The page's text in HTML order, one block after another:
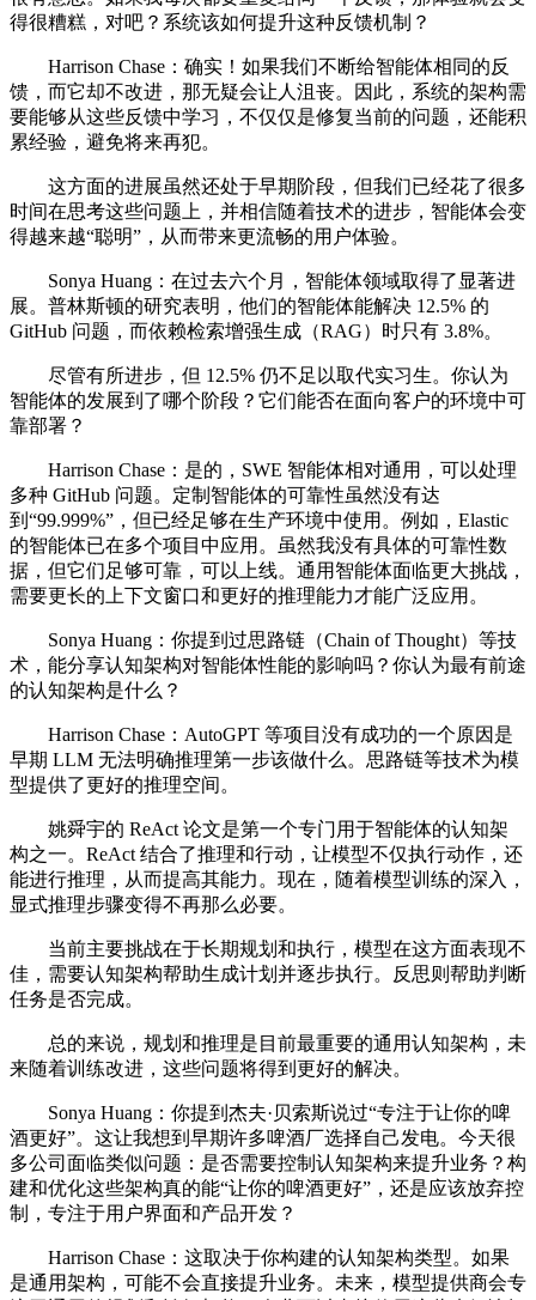
得很糟糕，对吧？系统该如何提升这种反馈机制？
Harrison Chase：确实！如果我们不断给智能体相同的反
馈，而它却不改进，那无疑会让人沮丧。因此，系统的架构需
要能够从这些反馈中学习，不仅仅是修复当前的问题，还能积
累经验，避免将来再犯。
这方面的进展虽然还处于早期阶段，但我们已经花了很多
时间在思考这些问题上，并相信随着技术的进步，智能体会变
得越来越“聪明”，从而带来更流畅的用户体验。
Sonya Huang：在过去六个月，智能体领域取得了显著进
展。普林斯顿的研究表明，他们的智能体能解决 12.5% 的
GitHub 问题，而依赖检索增强生成（RAG）时只有 3.8%。
尽管有所进步，但 12.5% 仍不足以取代实习生。你认为
智能体的发展到了哪个阶段？它们能否在面向客户的环境中可
靠部署？
Harrison Chase：是的，SWE 智能体相对通用，可以处理
多种 GitHub 问题。定制智能体的可靠性虽然没有达
到“99.999%”，但已经足够在生产环境中使用。例如，Elastic
的智能体已在多个项目中应用。虽然我没有具体的可靠性数
据，但它们足够可靠，可以上线。通用智能体面临更大挑战，
需要更长的上下文窗口和更好的推理能力才能广泛应用。
Sonya Huang：你提到过思路链（Chain of Thought）等技
术，能分享认知架构对智能体性能的影响吗？你认为最有前途
的认知架构是什么？
Harrison Chase：AutoGPT 等项目没有成功的一个原因是
早期 LLM 无法明确推理第一步该做什么。思路链等技术为模
型提供了更好的推理空间。
姚舜宇的 ReAct 论文是第一个专门用于智能体的认知架
构之一。ReAct 结合了推理和行动，让模型不仅执行动作，还
能进行推理，从而提高其能力。现在，随着模型训练的深入，
显式推理步骤变得不再那么必要。
当前主要挑战在于长期规划和执行，模型在这方面表现不
佳，需要认知架构帮助生成计划并逐步执行。反思则帮助判断
任务是否完成。
总的来说，规划和推理是目前最重要的通用认知架构，未
来随着训练改进，这些问题将得到更好的解决。
Sonya Huang：你提到杰夫·贝索斯说过“专注于让你的啤
酒更好”。这让我想到早期许多啤酒厂选择自己发电。今天很
多公司面临类似问题：是否需要控制认知架构来提升业务？构
建和优化这些架构真的能“让你的啤酒更好”，还是应该放弃控
制，专注于用户界面和产品开发？
Harrison Chase：这取决于你构建的认知架构类型。如果
是通用架构，可能不会直接提升业务。未来，模型提供商会专